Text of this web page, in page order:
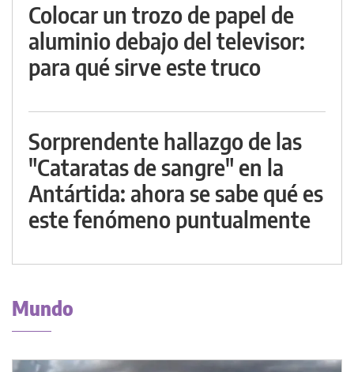
Colocar un trozo de papel de
aluminio debajo del televisor:
para qué sirve este truco
Sorprendente hallazgo de las
"Cataratas de sangre" en la
Antártida: ahora se sabe qué es
este fenómeno puntualmente
Mundo